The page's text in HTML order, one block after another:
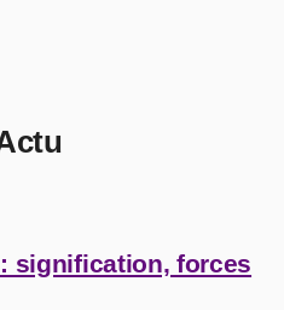
signification, forces